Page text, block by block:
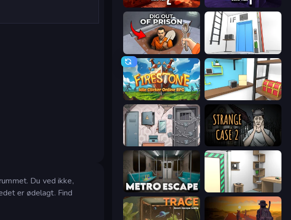
Du ved ikke,
er ødelagt. Find
Laqueus Escape 2: Chapter II
Dig out of Prison Elevator Room Escape
Firestone – Idle Clicker Online RPG Game Cafe Escape
Cube Stories: Escape Escape Room: Strange Case 2
Metro Escape Machine Room Escape